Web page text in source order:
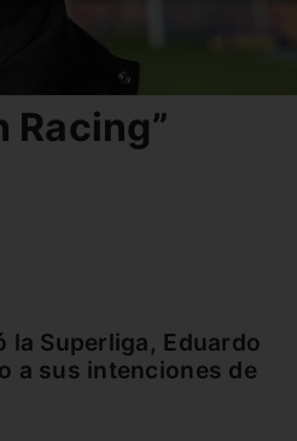
Racing”
la Superliga, Eduardo
a sus intenciones de